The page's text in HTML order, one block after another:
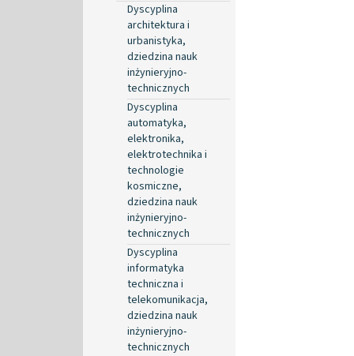
Dyscyplina
architektura i
urbanistyka,
dziedzina nauk
inżynieryjno-
technicznych
Dyscyplina
automatyka,
elektronika,
elektrotechnika i
technologie
kosmiczne,
dziedzina nauk
inżynieryjno-
technicznych
Dyscyplina
informatyka
techniczna i
telekomunikacja,
dziedzina nauk
inżynieryjno-
technicznych